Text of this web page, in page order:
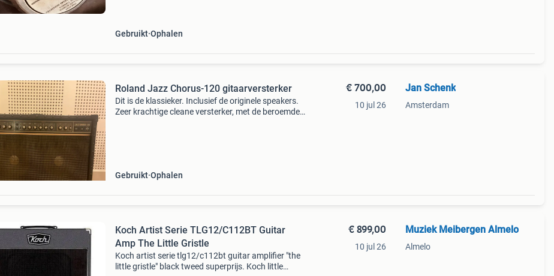
Gebruikt Ophalen
Roland Jazz Chorus-120 gitaarversterker
Dit is de klassieker. Inclusief de originele speakers.
Zeer krachtige cleane versterker, met de beroemde
Gebruikt Ophalen
€ 700,00
10 jul 26
Jan Schenk
Amsterdam
Koch Artist Serie TLG12/C112BT Guitar
Amp The Little Gristle
Koch artist serie tlg12/c112bt guitar amplifier "the
little gristle" black tweed superprijs. Koch little
€ 899,00
10 jul 26
Muziek Meibergen Almelo
Almelo